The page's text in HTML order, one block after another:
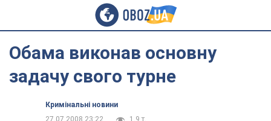
Обама виконав основну
задачу свого турне
Кримінальні новини
27.07.2008 23:22
1,9 т.